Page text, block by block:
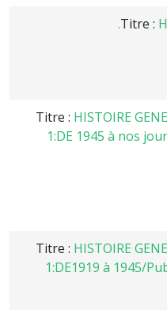
Titre :
Titre : HISTOIRE
1:DE 1945 à nos
Titre : HISTOIRE
1:DE1919 à 1945/